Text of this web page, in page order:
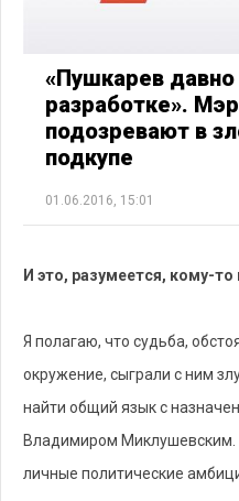
«Пушкарев давно
разработке».
подозревают в
подкупе
01.06.2016, 15:01
И это, разумеется, кому-то
Я полагаю, что судьба,
окружение, сыграли с ним
найти общий язык с
Владимиром
личные политические